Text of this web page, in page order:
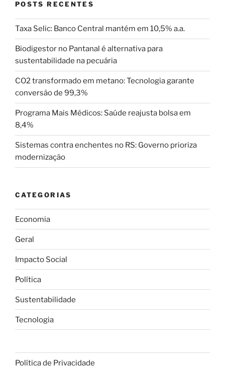
POSTS RECENTES
Taxa Selic: Banco Central mantém em 10,5% a.a.
Biodigestor no Pantanal é alternativa para
sustentabilidade na pecuária
CO2 transformado em metano: Tecnologia garante
conversão de 99,3%
Programa Mais Médicos: Saúde reajusta bolsa em
8,4%
Sistemas contra enchentes no RS: Governo prioriza
modernização
CATEGORIAS
Economia
Geral
Impacto Social
Política
Sustentabilidade
Tecnologia
Política de Privacidade